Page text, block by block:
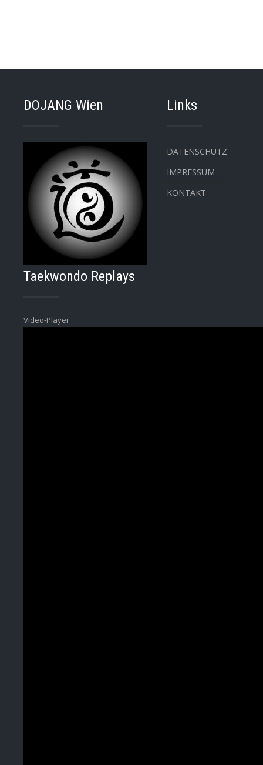
DOJANG Wien Links
DATENSCHUTZ
IMPRESSUM
KONTAKT
Taekwondo Replays
Video-Player